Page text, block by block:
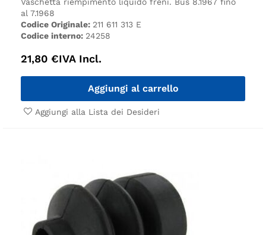
al 7.1968
Codice Originale: 211 611 313 E
Codice interno: 24258
21,80 €IVA Incl.
Aggiungi al carrello
Aggiungi alla Lista dei Desideri